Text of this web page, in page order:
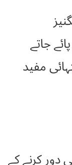
جاتے
مفید
کرنے کے